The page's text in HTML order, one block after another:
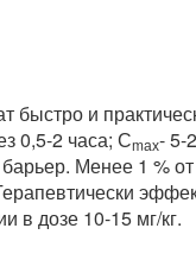
быстро и
0,5-2 часа; Сmах- 5-
Менее 1 %
в дозе 10-15 мг/кг.